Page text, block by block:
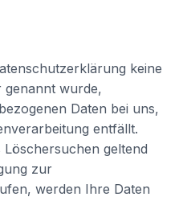
keine
genannt wurde,
Daten bei uns,
entfällt.
geltend
zur
werden Ihre Daten